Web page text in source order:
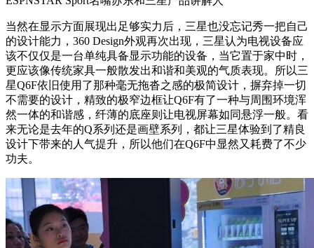
当然在显示方面展现出足够实力后，三星也没忘记秀一把自己
的设计能力，360 Design外观再次出现，三星认为电视设备应
该不仅仅是一台单纯具备显示功能的设备，当它置于家中时，
更应该像传统家具一般散发出和谐和美观的气质表现。所以三
星Q6F依旧使用了那种毫无拖沓之感的极简设计，摒弃掉一切
不需要的设计，精致的极窄边框让Q6F有了一种与周围环境浑
然一体的和谐感，纤薄的底座则让电视屏幕如同悬浮一般。看
来无论是去年的Q系列还是画壁系列，都让三星体验到了精良
设计下带来的人气提升，所以他们在Q6F中显然又耗费了不少
功夫。